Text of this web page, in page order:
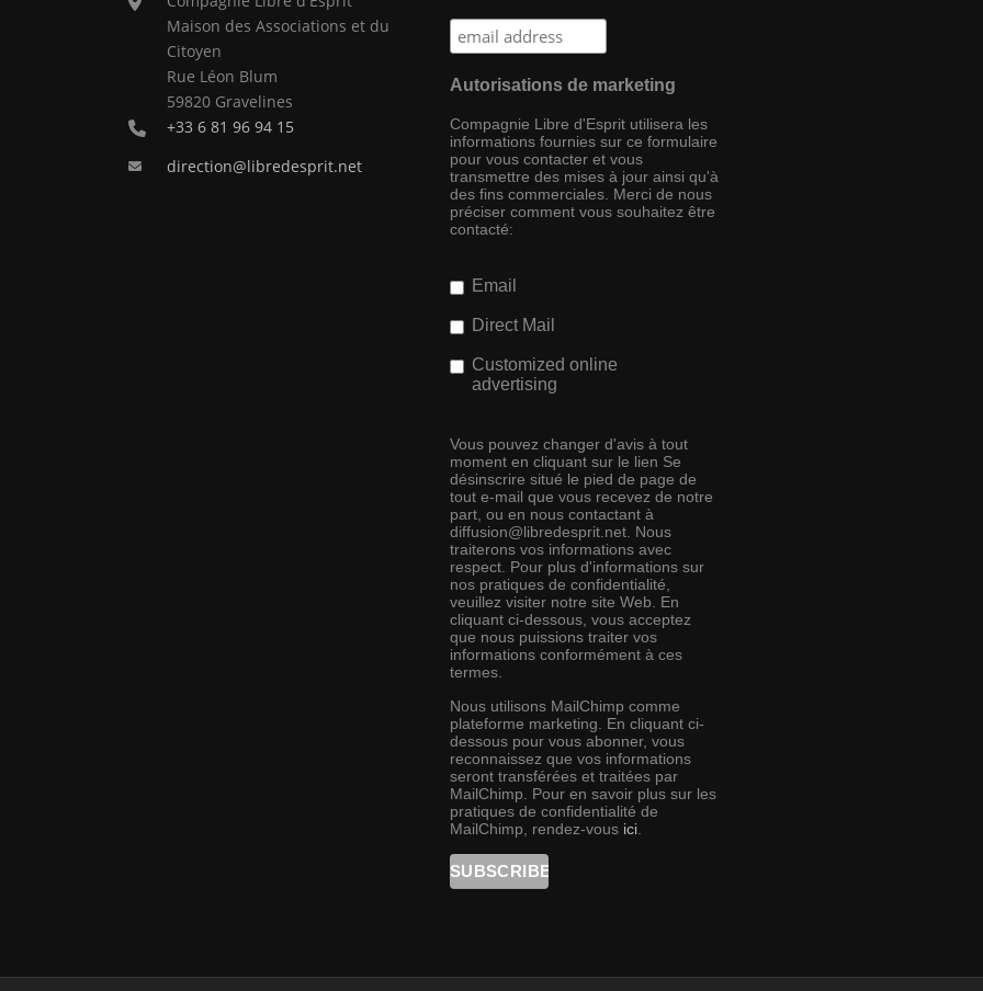
Maison des Associations et du
Citoyen
Rue Léon Blum
59820 Gravelines
+33 6 81 96 94 15
direction@libredesprit.net
Autorisations de marketing
Compagnie Libre d'Esprit utilisera les
informations fournies sur ce formulaire
pour vous contacter et vous
transmettre des mises à jour ainsi qu'à
des fins commerciales. Merci de nous
préciser comment vous souhaitez être
contacté:
Email
Direct Mail
Customized online
advertising
Vous pouvez changer d'avis à tout
moment en cliquant sur le lien Se
désinscrire situé le pied de page de
tout e-mail que vous recevez de notre
part, ou en nous contactant à
diffusion@libredesprit.net. Nous
traiterons vos informations avec
respect. Pour plus d'informations sur
nos pratiques de confidentialité,
veuillez visiter notre site Web. En
cliquant ci-dessous, vous acceptez
que nous puissions traiter vos
informations conformément à ces
termes.
Nous utilisons MailChimp comme
plateforme marketing. En cliquant ci-
dessous pour vous abonner, vous
reconnaissez que vos informations
seront transférées et traitées par
MailChimp. Pour en savoir plus sur les
pratiques de confidentialité de
MailChimp, rendez-vous ici.